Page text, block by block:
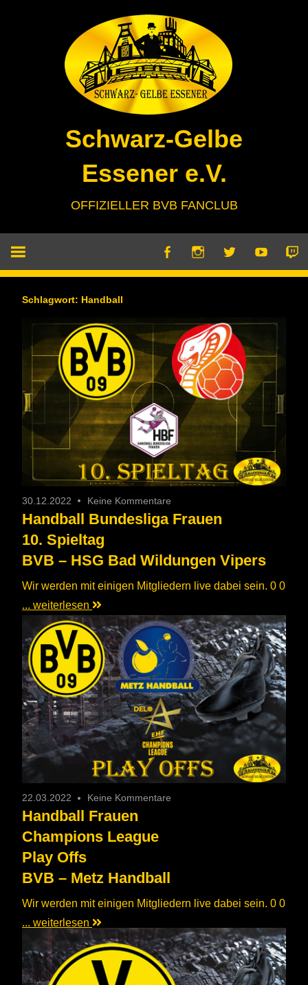
Schwarz-Gelbe
Essener e.V.
OFFIZIELLER BVB FANCLUB
Schlagwort: Handball
30.12.2022 Keine Kommentare
Handball Bundesliga Frauen
10. Spieltag
BVB – HSG Bad Wildungen Vipers
Wir werden mit einigen Mitgliedern live dabei sein. 0 0
... weiterlesen
22.03.2022 Keine Kommentare
Handball Frauen
Champions League
Play Offs
BVB – Metz Handball
Wir werden mit einigen Mitgliedern live dabei sein. 0 0
... weiterlesen